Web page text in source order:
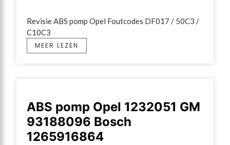
Revisie ABS pomp Opel Foutcodes DF017 / 50C3 /
C10C3
MEER LEZEN
ABS pomp Opel 1232051 GM
93188096 Bosch
1265916864